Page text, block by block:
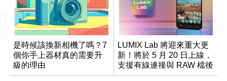
是時候該換新相機了嗎？7
個你手上器材真的需要升
級的理由
LUMIX Lab 將迎來重大更
新！將於 5 月 20 日上線，
支援有線連接與 RAW 檔後
製